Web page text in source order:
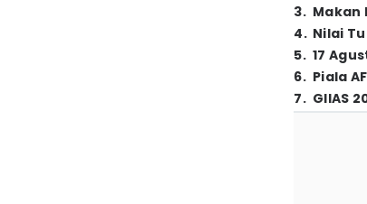
3. Makan
4. Nilai
5. 17
6. Piala
7. GIIAS